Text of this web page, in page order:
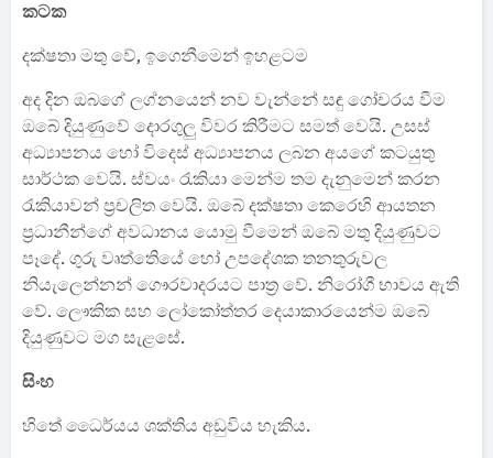
කටක
දක්ෂතා මතු වේ, ඉ‍ගෙනීමෙන් ඉහළටම
අද දින ඔබගේ ලග්නයෙන් නව වැන්නේ සඳු ගෝචරය වීම
ඔබේ දියුණුවේ දොරගුලු විවර කිරීමට සමත් වෙයි. උසස්
අධ්‍යාපනය හෝ විදෙස් අධ්‍යාපනය ලබන අයගේ කටයුතු
සාර්ථක වෙයි. ස්වයං රැකියා මෙන්ම තම දැනුමෙන් කරන
රැකියාවන් ප්‍රචලිත වෙයි. ඔබේ දක්ෂතා කෙරෙහි ආයතන
ප්‍රධානීන්ගේ අවධානය යොමු වීමෙන් ඔබේ මතු දියුණුවට
පෑදේ. ගුරු වෘත්තිෙයේ හෝ උපදේශක තනතුරුවල
නියැලෙන්නන් ගෞරවාදරයට පාත්‍ර වේ. නිරෝගී භාවය ඇති
වේ. ලෞකික සහ ලෝකෝත්තර දෙයාකාරයෙන්ම ඔබේ
දියුණුවට මග සැළසේ.
සිංහ
හිතේ ධෛර්යය ශක්තිය අඩුවිය හැකිය.